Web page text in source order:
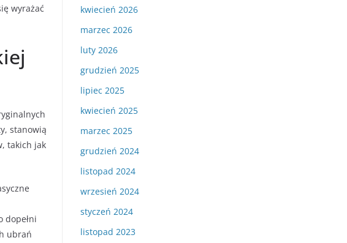
wyrażać
stanowią
takich jak
dopełni
ubrań
kwiecień 2026
marzec 2026
luty 2026
grudzień 2025
lipiec 2025
kwiecień 2025
marzec 2025
grudzień 2024
listopad 2024
wrzesień 2024
styczeń 2024
listopad 2023